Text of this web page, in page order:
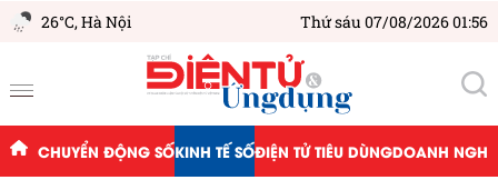
26°C,Hà Nội Thứ sáu 07/08/2026 01:56
CHUYỂN ĐỘNG SỐKINH TẾ SỐĐIỆN TỬ TIÊU DÙNGDOANH